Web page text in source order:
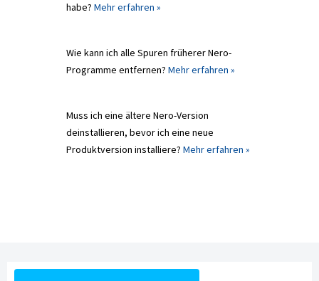
habe? Mehr erfahren »
Wie kann ich alle Spuren früherer Nero-
Programme entfernen? Mehr erfahren »
Muss ich eine ältere Nero-Version
deinstallieren, bevor ich eine neue
Produktversion installiere? Mehr erfahren »